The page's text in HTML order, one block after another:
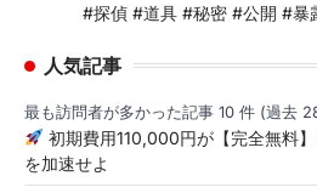
#探偵 #道具 #秘密 #公開 #暴
人気記事
最も訪問者が多かった記事 10 件 (過去
初期費用110,000円が【完全無料
を加速せよ